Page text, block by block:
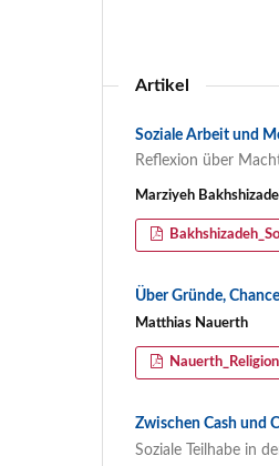
Artikel
Soziale Arbeit und
Reflexion über
Marziyeh
Über Gründe,
Matthias Nauerth
Zwischen Cash und
Soziale Teilhabe in